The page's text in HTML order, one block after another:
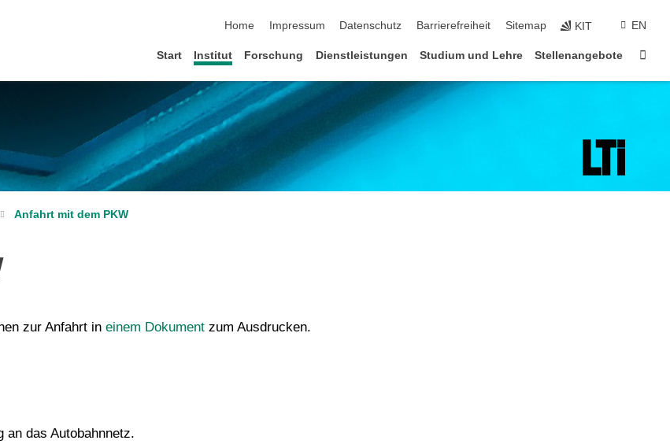
Home
Impressum Datenschutz Barrierefreiheit Sitemap KIT EN
Start Institut Forschung Dienstleistungen Studium und Lehre Stellenangebote
Anfahrt mit dem PKW
zur Anfahrt in einem Dokument zum Ausdrucken.
an das Autobahnnetz.